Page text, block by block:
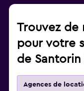
Trouvez de
pour votre
de Santorin
Agences de